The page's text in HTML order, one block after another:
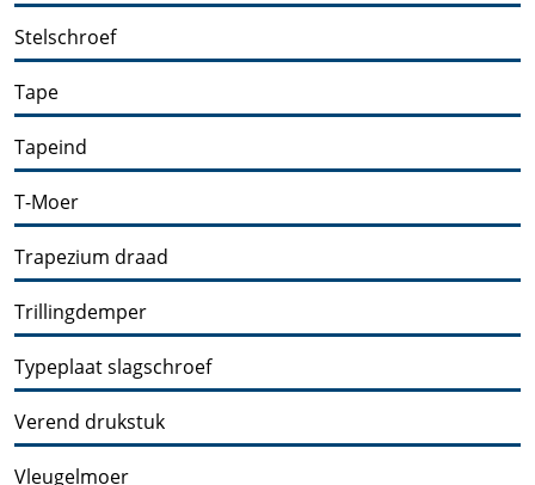
Stelschroef
Tape
Tapeind
T-Moer
Trapezium draad
Trillingdemper
Typeplaat slagschroef
Verend drukstuk
Vleugelmoer